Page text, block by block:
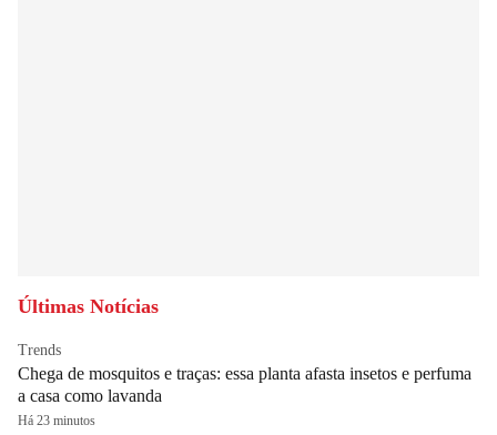
Últimas Notícias
Trends
Chega de mosquitos e traças: essa planta afasta insetos e perfuma
a casa como lavanda
Há 23 minutos